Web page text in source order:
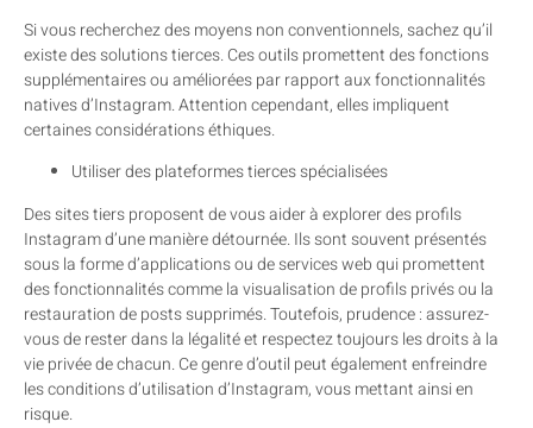
Si vous recherchez des moyens non conventionnels, sachez qu’il
existe des solutions tierces. Ces outils promettent des fonctions
supplémentaires ou améliorées par rapport aux fonctionnalités
natives d’Instagram. Attention cependant, elles impliquent
certaines considérations éthiques.
Utiliser des plateformes tierces spécialisées
Des sites tiers proposent de vous aider à explorer des profils
Instagram d’une manière détournée. Ils sont souvent présentés
sous la forme d’applications ou de services web qui promettent
des fonctionnalités comme la visualisation de profils privés ou la
restauration de posts supprimés. Toutefois, prudence : assurez-
vous de rester dans la légalité et respectez toujours les droits à la
vie privée de chacun. Ce genre d’outil peut également enfreindre
les conditions d’utilisation d’Instagram, vous mettant ainsi en
risque.